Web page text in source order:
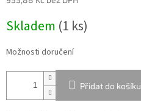
cena:
Skladem (1 ks)
Možnosti doručení
Přidat do košíku